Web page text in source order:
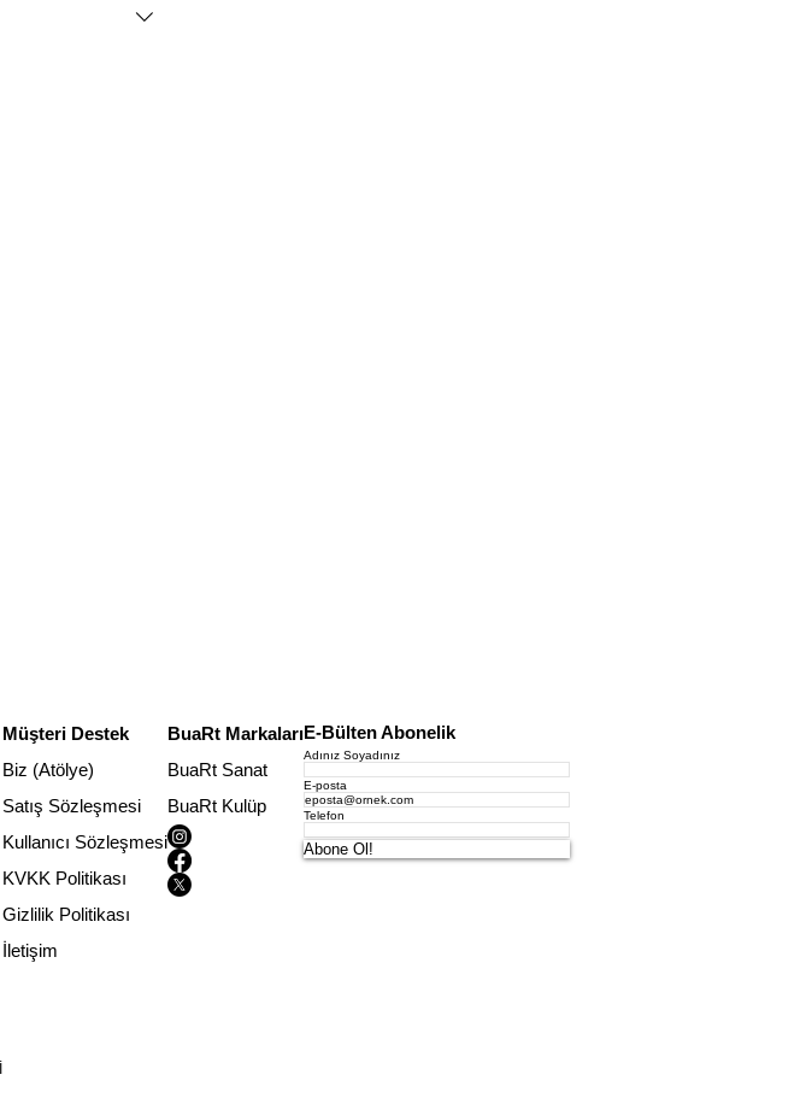
Müşteri Destek
Biz (Atölye)
Satış Sözleşmesi
Kullanıcı Sözleşmesi
KVKK Politikası
Gizlilik Politikası
İletişim
BuaRt Markaları
BuaRt Sanat
BuaRt Kulüp
E-Bülten Abonelik
Adınız Soyadınız
E-posta
Telefon
Abone Ol!